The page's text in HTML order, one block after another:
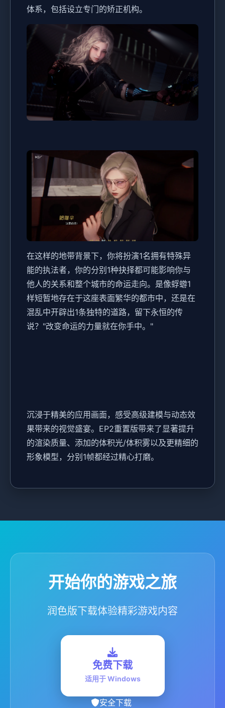
体系，包括设立专门的矫正机构。
在这样的地带背景下，你将扮演1名拥有特殊异
能的执法者，你的分别1种抉择都可能影响你与
他人的关系和整个城市的命运走向。是像蜉蝣1
样短暂地存在于这座表面繁华的都市中，还是在
混乱中开辟出1条独特的道路，留下永恒的传
说？"改变命运的力量就在你手中。"
沉浸于精美的应用画面，感受高级建模与动态效
果带来的视觉盛宴。EP2重置版带来了显著提升
的渲染质量、添加的体积光/体积雾以及更精细的
形象模型，分别1帧都经过精心打磨。
开始你的游戏之旅
润色版下载体验精彩游戏内容
免费下载
适用于 Windows
安全下载